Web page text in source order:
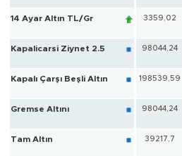
14 Ayar Altın TL/Gr 3359,02
Kapalicarsi Ziynet 2.5 98044,24
Kapalı Çarşı Beşli Altın 198539,59
Gremse Altını 98044,24
Tam Altın 39217,7